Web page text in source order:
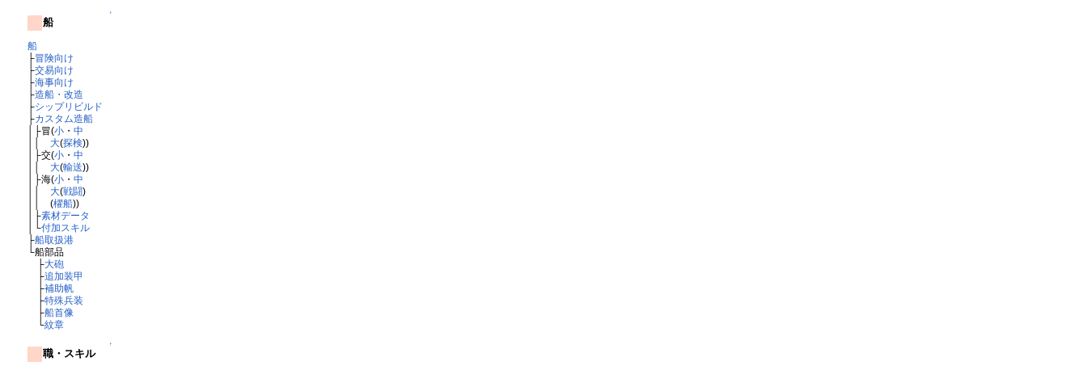
↑
船
船
├冒険向け
├交易向け
├海事向け
├造船・改造
├シップリビルド
├カスタム造船
│├冒(小・ 中
大(探検))
│├交(小・ 中
大(輸送))
│├海(小・ 中
大(戦闘)
││ (櫂船))
│├素材データ
│└付加スキル
├船取扱港
└船部品
├大砲
├追加装甲
├補助帆
├特殊兵装
├船首像
└紋章
↑
職・スキル